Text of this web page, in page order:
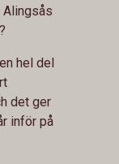
Alingsås
hel del
det ger
inför på